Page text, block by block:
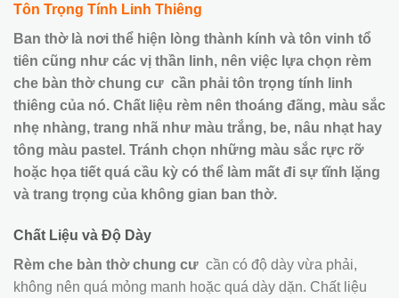
Tôn Trọng Tính Linh Thiêng
Ban thờ là nơi thể hiện lòng thành kính và tôn vinh tổ
tiên cũng như các vị thần linh, nên việc lựa chọn rèm
che bàn thờ chung cư cần phải tôn trọng tính linh
thiêng của nó. Chất liệu rèm nên thoáng đãng, màu sắc
nhẹ nhàng, trang nhã như màu trắng, be, nâu nhạt hay
tông màu pastel. Tránh chọn những màu sắc rực rỡ
hoặc họa tiết quá cầu kỳ có thể làm mất đi sự tĩnh lặng
và trang trọng của không gian ban thờ.
Chất Liệu và Độ Dày
Rèm che bàn thờ chung cư cần có độ dày vừa phải,
không nên quá mỏng manh hoặc quá dày dặn. Chất liệu